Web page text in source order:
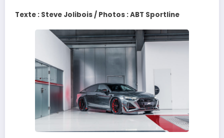
Texte : Steve Jolibois / Photos : ABT Sportline